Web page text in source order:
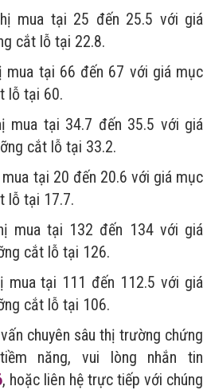
mua tại 25 đến 25.5 với giá
cắt lỗ tại 22.8.
mua tại 66 đến 67 với giá mục
lỗ tại 60.
mua tại 34.7 đến 35.5 với giá
cắt lỗ tại 33.2.
mua tại 20 đến 20.6 với giá mục
lỗ tại 17.7.
mua tại 132 đến 134 với giá
cắt lỗ tại 126.
mua tại 111 đến 112.5 với giá
cắt lỗ tại 106.
chuyên sâu thị trường chứng
năng, vui lòng nhắn tin
, hoặc liên hệ trực tiếp với chúng